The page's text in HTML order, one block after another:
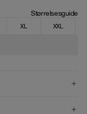
Størrelsesguide
XL XXL